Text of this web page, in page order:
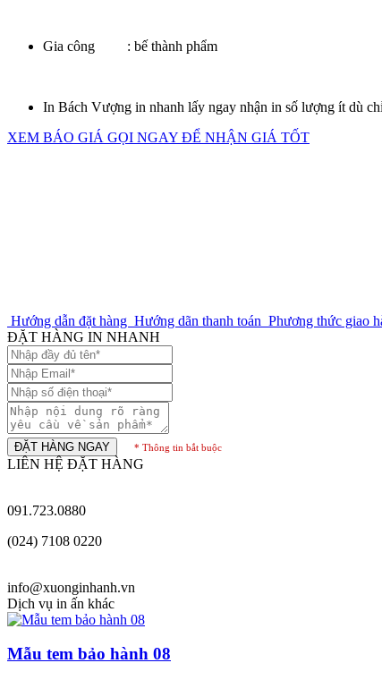
Gia công : bế thành phẩm
In Bách Vượng in nhanh lấy ngay nhận in số lượng ít dù
XEM BÁO GIÁ GỌI NGAY ĐỂ NHẬN GIÁ TỐT
Hướng dẫn đặt hàng Hướng dãn thanh toán Phương thức giao
ĐẶT HÀNG IN NHANH
ĐẶT HÀNG NGAY * Thông tin bắt buộc
LIÊN HỆ ĐẶT HÀNG
091.723.0880
(024) 7108 0220
info@xuonginhanh.vn
Dịch vụ in ấn khác
Mẫu tem bảo hành 08